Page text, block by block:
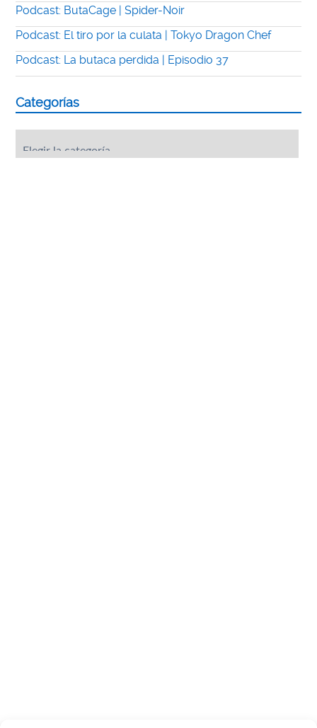
Podcast: ButaCage | Spider-Noir
Podcast: El tiro por la culata | Tokyo Dragon Chef
Podcast: La butaca perdida | Episodio 37
Categorías